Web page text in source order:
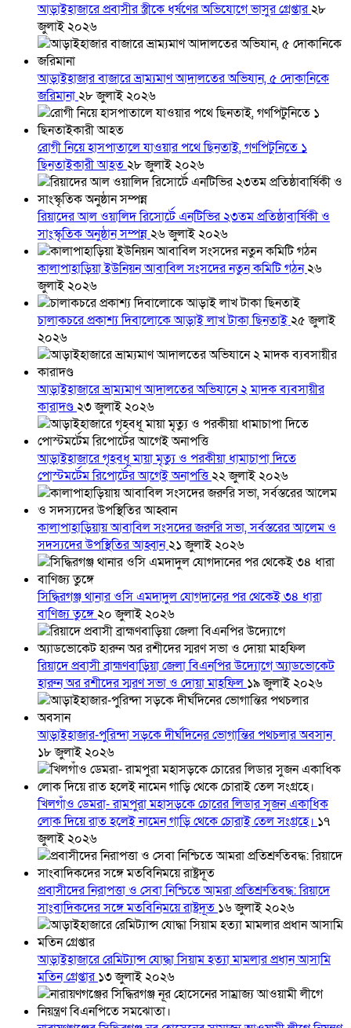
আড়াইহাজারে প্রবাসীর স্ত্রীকে ধর্ষণের অভিযোগে ভাসুর গ্রেপ্তার২৮
জুলাই ২০২৬
আড়াইহাজার বাজারে ভ্রাম্যমাণ আদালতের অভিযান, ৫ দোকানিকে
জরিমানা২৮ জুলাই ২০২৬
রোগী নিয়ে হাসপাতালে যাওয়ার পথে ছিনতাই, গণপিটুনিতে ১
ছিনতাইকারী আহত২৮ জুলাই ২০২৬
রিয়াদের আল ওয়ালিদ রিসোর্টে এনটিভির ২৩তম প্রতিষ্ঠাবার্ষিকী ও
সাংস্কৃতিক অনুষ্ঠান সম্পন্ন২৬ জুলাই ২০২৬
কালাপাহাড়িয়া ইউনিয়ন আবাবিল সংসদের নতুন কমিটি গঠন২৬
জুলাই ২০২৬
চালাকচরে প্রকাশ্য দিবালোকে আড়াই লাখ টাকা ছিনতাই২৫ জুলাই
২০২৬
আড়াইহাজারে ভ্রাম্যমাণ আদালতের অভিযানে ২ মাদক ব্যবসায়ীর
কারাদণ্ড২৩ জুলাই ২০২৬
আড়াইহাজারে গৃহবধূ মায়া মৃত্যু ও পরকীয়া ধামাচাপা দিতে
পোস্টমর্টেম রিপোর্টের আগেই অনাপত্তি২২ জুলাই ২০২৬
কালাপাহাড়িয়ায় আবাবিল সংসদের জরুরি সভা, সর্বস্তরের আলেম ও
সদস্যদের উপস্থিতির আহ্বান২১ জুলাই ২০২৬
সিদ্ধিরগঞ্জ থানার ওসি এমদাদুল যোগদানের পর থেকেই ৩৪ ধারা
বাণিজ্য তুঙ্গে২০ জুলাই ২০২৬
রিয়াদে প্রবাসী ব্রাহ্মণবাড়িয়া জেলা বিএনপির উদ্যোগে অ্যাডভোকেট
হারুন অর রশীদের স্মরণ সভা ও দোয়া মাহফিল ১৯ জুলাই ২০২৬
আড়াইহাজার-পুরিন্দা সড়কে দীর্ঘদিনের ভোগান্তির পথচলার অবসান
১৮ জুলাই ২০২৬
খিলগাঁও ডেমরা- রামপুরা মহাসড়কে চোরের লিডার সুজন একাধিক
লোক দিয়ে রাত হলেই নামেন গাড়ি থেকে চোরাই তেল সংগ্রহে। ১৭
জুলাই ২০২৬
প্রবাসীদের নিরাপত্তা ও সেবা নিশ্চিতে আমরা প্রতিশ্রুতিবদ্ধ: রিয়াদে
সাংবাদিকদের সঙ্গে মতবিনিময়ে রাষ্ট্রদূত ১৬ জুলাই ২০২৬
আড়াইহাজারে রেমিট্যান্স যোদ্ধা সিয়াম হত্যা মামলার প্রধান আসামি
মতিন গ্রেপ্তার১৩ জুলাই ২০২৬